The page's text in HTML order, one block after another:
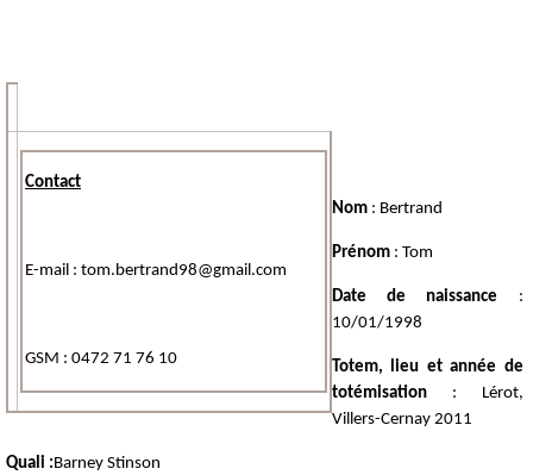
Contact
E-mail : tom.bertrand98@gmail.com
GSM : 0472 71 76 10
Nom : Bertrand
Prénom : Tom
Date de naissance :
10/01/1998
Totem, lieu et année de
totémisation : Lérot,
Villers-Cernay 2011
Quali :Barney Stinson